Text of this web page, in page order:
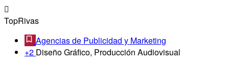
TopRivas
Agencias de Publicidad y Marketing
+2 Diseño Gráfico, Producción Audiovisual